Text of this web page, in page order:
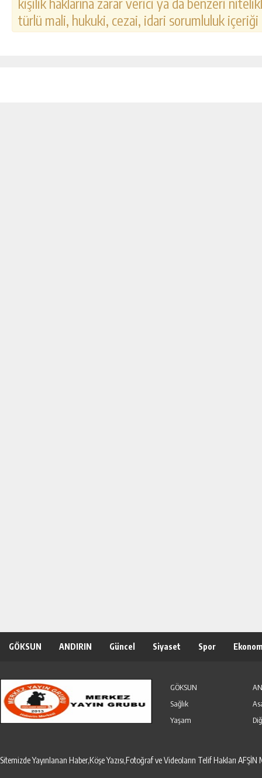
türlü mali, hukuki, cezai, idari sorumluluk
GÖKSUN ANDIRIN Güncel Siyaset Spor
GÖKSUN
Sağlık
Yaşam
Sitemizde Yayınlanan Haber,Köşe Yazısı,Fotoğraf ve Videoların Telif Hakları